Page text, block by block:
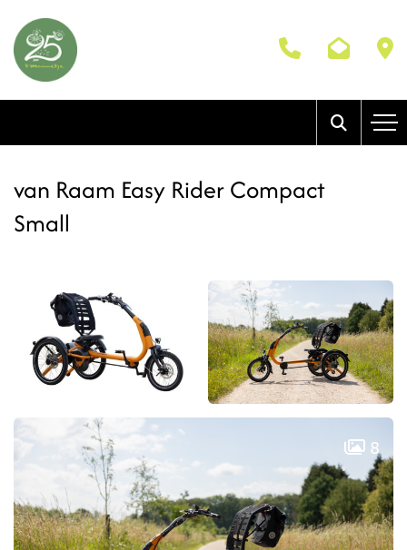
van Raam Easy Rider Compact
Small
8